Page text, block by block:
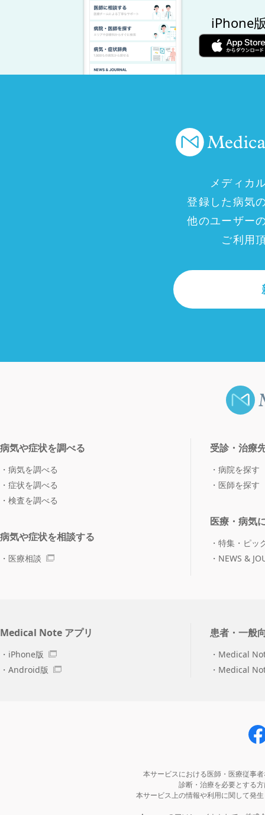
iPhone
メディカ
登録した病気
他のユーザー
ご利用
病気や症状を調べる
病気を調べる
症状を調べる
検査を調べる
病気や症状を相談する
医療相談
受診・治療
病院を探す
医師を探す
医療・病気
特集・ピッ
NEWS &
Medical Note アプリ
iPhone版
Android版
患者・一般
Medical
Medical
本サービスにおける医師・医療従事
診断・治療を必要とする
本サービス上の情報や利用に関して発